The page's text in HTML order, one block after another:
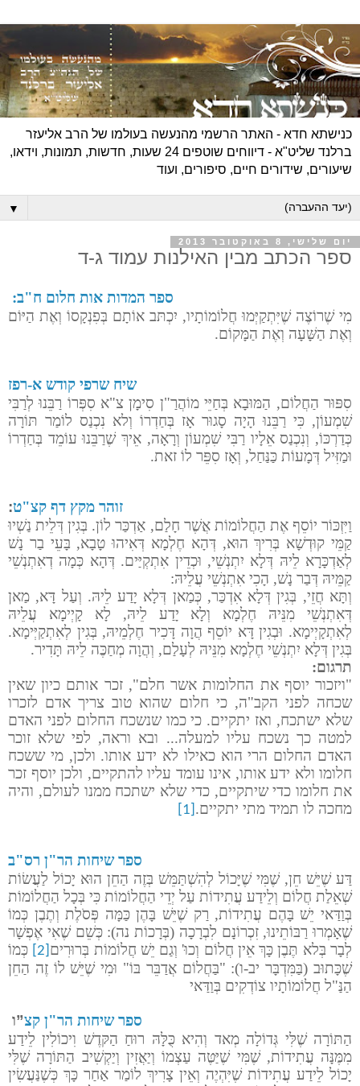
כנישתא חדא - האתר הרשמי מהנעשה בעולמו של הרב אליעזר
ברלנד שליט"א - דיווחים שוטפים 24 שעות, חדשות, תמונות, וידאו,
שיעורים, שידורים חיים, סיפורים, ועוד
▼
יום שלישי, 8 באוקטובר 2013
ספר הכתב מבין האילנות עמוד ג-ד
ספר המדות אות חלום ח"ב:
מִי שֶׁרוֹצֶה שֶׁיִּתְקַיְּמוּ חֲלוֹמוֹתָיו, יִכְתּב אוֹתָם בְּפִנְקָסוֹ וְאֶת הַיּוֹם
וְאֶת הַשָּׁעָה וְאֶת הַמָּקוֹם.
שיח שרפי קודש א-רפז
סִפּוּר הַחֲלוֹם, הַמּוּבָא בְּחַיֵּי מוֹהֲרַ"ן סִימָן צ"א סִפְּרוֹ רַבֵּנוּ לְרַבִּי
שִׁמְעוֹן, כִּי רַבֵּנוּ הָיָה סָגוּר אָז בְּחַדְרוֹ וְלא נִכְנַס לוֹמַר תּוֹרָה
כְּדַרְכּוֹ, וְנִכְנַס אֵלָיו רַבִּי שִׁמְעוֹן וְרָאָה, אֵיךְ שֶׁרַבֵּנוּ עוֹמֵד בְּחַדְרוֹ
וּמַזִּיל דְּמָעוֹת כַּנַּחַל, וְאָז סִפֵּר לוֹ זאת.
זוהר מקץ דף קצ"ט:
וַיִּזְכּוֹר יוֹסֵף אֶת הַחֲלוֹמוֹת אֲשֶׁר חָלַם, אַדְכַּר לוֹן. בְּגִין דְּלֵית נַשְׁיוּ
קַמֵּי קוּדְשָׁא בְּרִיךְ הוּא, דְּהָא חֶלְמָא דְּאִיהוּ טָבָא, בָּעֵי בַר נָשׁ
לְאַדְכָּרָא לֵיהּ דְּלָא יִתְנְשֵׁי, וּכְדֵין אִתְקְיַּים. דְּהָא כְּמָה דְאִתְנְשֵׁי
קַמֵּיהּ דְּבַר נָשׁ, הָכִי אִתְנְשֵׁי עֲלֵיהּ:
וְתָּא חֲזֵי, בְּגִין דְּלָא אִדְכַּר, כְּמַאן דְּלָא יָדַע לֵיהּ. וְעַל דָּא, מַאן
דְּאִתְנְשֵׁי מִנֵּיהּ חֶלְמָא וְלָא יָדַע לֵיהּ, לָא קָיְימָא עֲלֵיהּ
לְאִתְקָיְימָא. וּבְגִין דָּא יוֹסֵף הֲוָה דָּכִיר חֶלְמֵיהּ, בְּגִין לְאִתְקַיְּימָא.
בְּגִין דְּלָא יִתְנְשֵׁי חֶלְמָא מִנֵּיהּ לְעָלַם, וְהֲוָה מְחַכֶּה לֵיהּ תָּדִיר.
תרגום:
"ויזכור יוסף את החלומות אשר חלם", זכר אותם כיון שאין
שכחה לפני הקב"ה, כי חלום שהוא טוב צריך אדם לזכרו
שלא ישתכח, ואז יתקיים. כי כמו שנשכח החלום לפני האדם
למטה כך נשכח עליו למעלה... ובא וראה, לפי שלא זוכר
האדם החלום הרי הוא כאילו לא ידע אותו. ולכן, מי ששכח
חלומו ולא ידע אותו, אינו עומד עליו להתקיים, ולכן יוסף זכר
את חלומו כדי שיתקיים, כדי שלא ישתכח ממנו לעולם, והיה
מחכה לו תמיד מתי יתקיים. [1]
ספר שיחות הר"ן רס"ב
דַּע שֶׁיֵּשׁ חֵן, שֶׁמִּי שֶׁיָּכוֹל לְהִשְׁתַּמֵּשׁ בְּזֶה הַחֵן הוּא יָכוֹל לַעֲשׂוֹת
שְׁאֵלַת חֲלוֹם וְלֵידַע עֲתִידוֹת עַל יְדֵי הַחֲלוֹמוֹת כִּי בְּכָל הַחֲלוֹמוֹת
בְּוַדַּאי יֵשׁ בָּהֶם עֲתִידוֹת, רַק שֶׁיֵּשׁ בָּהֶן כַּמָּה פְּסֹלֶת וְתֶבֶן כְּמוֹ
שֶׁאָמְרוּ רַבּוֹתֵינוּ, זִכְרוֹנָם לִבְרָכָה (בְּרָכוֹת נה): כְּשֵׁם שֶׁאִי אֶפְשָׁר
לְבָר בְּלא תֶּבֶן כָּךְ אֵין חֲלוֹם וְכוּ' וְגַם יֵשׁ חֲלוֹמוֹת בְּרוּרִים [2] כְּמוֹ
שֶׁכָּתוּב (בַּמִּדְבָּר יב-ו): "בַּחֲלוֹם אֲדַבֵּר בּוֹ" וּמִי שֶׁיֵּשׁ לוֹ זֶה הַחֵן
הַנַּ"ל חֲלוֹמוֹתָיו צוֹדְקִים בְּוַדַּאי
ספר שיחות הר"ן קצ”ו
הַתּוֹרָה שֶׁלִּי גְּדוֹלָה מְאד וְהִיא כֻּלָּהּ רוּחַ הַקּדֶשׁ וִיכוֹלִין לֵידַע
מִמֶּנָּה עֲתִידוֹת, שֶׁמִּי שֶׁיַּטֶּה עַצְמוֹ וְיַאֲזִין וְיַקְשִׁיב הַתּוֹרָה שֶׁלִּי
יָכוֹל לֵידַע עֲתִידוֹת שֶׁיִּהְיֶה וְאֵין צָרִיךְ לוֹמַר אַחַר כָּךְ כְּשֶׁנַּעֲשִׂין